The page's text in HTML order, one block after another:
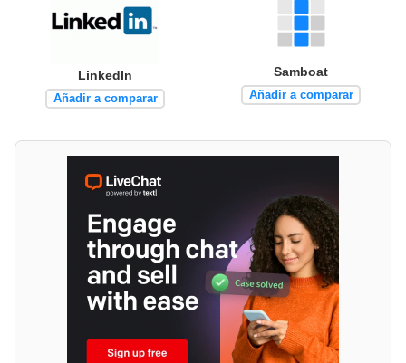
LinkedIn
Añadir a comparar
Samboat
Añadir a comparar